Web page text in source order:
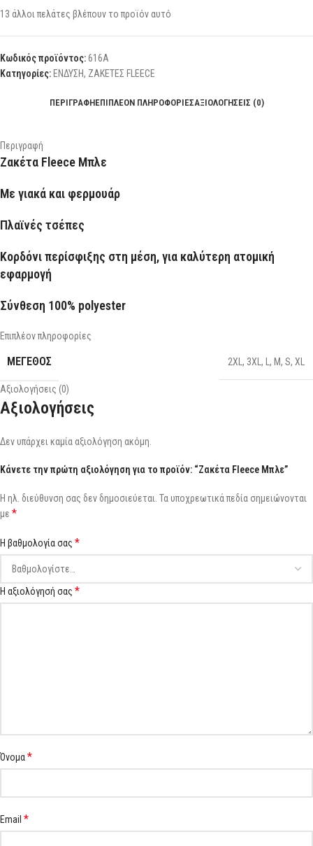
13 άλλοι πελάτες βλέπουν το προϊόν αυτό
Κωδικός προϊόντος:616Α
Κατηγορίες: ΕΝΔΥΣΗ, ΖΑΚΕΤΕΣ FLEECE
ΠΕΡΙΓΡΑΦΉΕΠΙΠΛΈΟΝ ΠΛΗΡΟΦΟΡΊΕΣΑΞΙΟΛΟΓΉΣΕΙΣ (0)
Περιγραφή
Ζακέτα Fleece Μπλε
Με γιακά και φερμουάρ
Πλαϊνές τσέπες
Κορδόνι περίσφιξης στη μέση, για καλύτερη ατομική
εφαρμογή
Σύνθεση 100% polyester
Επιπλέον πληροφορίες
ΜΕΓΕΘΟΣ 2XL, 3XL, L, M, S, XL
Αξιολογήσεις (0)
Αξιολογήσεις
Δεν υπάρχει καμία αξιολόγηση ακόμη.
Κάνετε την πρώτη αξιολόγηση για το προϊόν: “Ζακέτα Fleece Μπλε”
Η ηλ. διεύθυνση σας δεν δημοσιεύεται. Τα υποχρεωτικά πεδία σημειώνονται
με *
Η βαθμολογία σας *
Η αξιολόγησή σας *
Όνομα*
Email *